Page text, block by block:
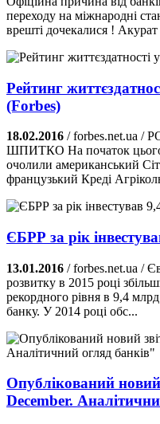
переходу на міжнародні
врешті дочекалися ! Акурат
Рейтинг
(Forbes)
18.02.2016 /
ШПИТКО На початок цього
очолили американський
французький Креді
ЄБРР за рік
13.01.2016 / forbes.net.ua /
розвитку в 2015 році
рекордного рівня в 9,4
банку. У 2014 році обс...
Опублікований
December.